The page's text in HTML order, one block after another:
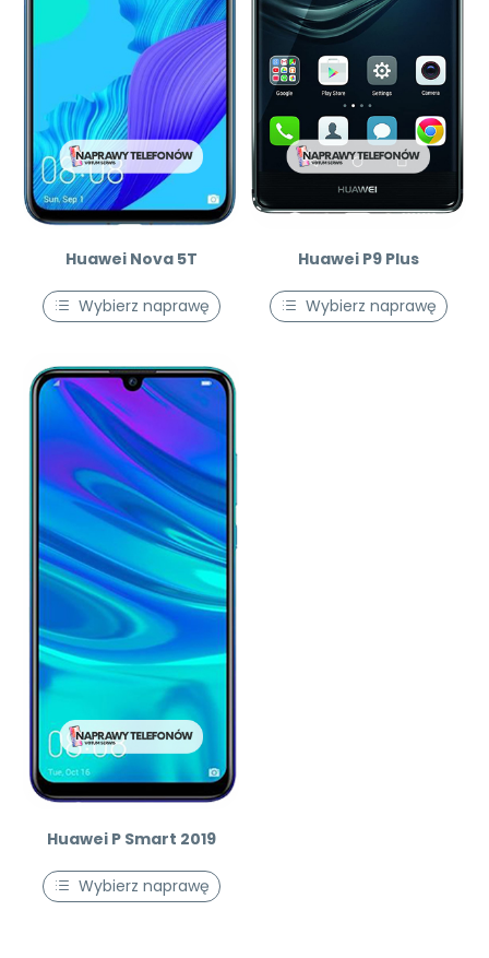
Huawei Nova 5T
Wybierz naprawę
Huawei P9 Plus
Wybierz naprawę
Huawei P Smart 2019
Wybierz naprawę